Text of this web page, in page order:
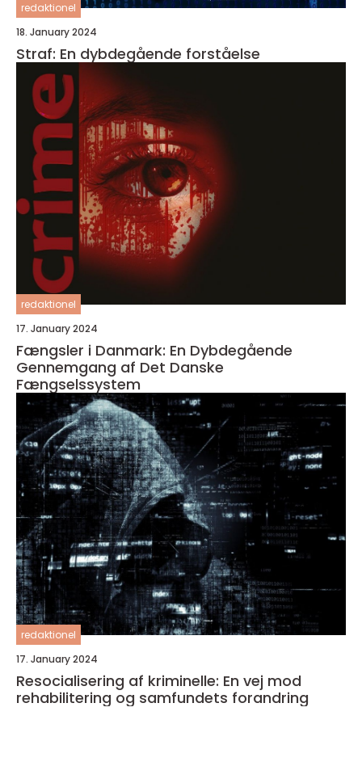
redaktionel
18. January 2024
Straf: En dybdegående forståelse
redaktionel
17. January 2024
Fængsler i Danmark: En Dybdegående
Gennemgang af Det Danske
Fængselssystem
redaktionel
17. January 2024
Resocialisering af kriminelle: En vej mod
rehabilitering og samfundets forandring